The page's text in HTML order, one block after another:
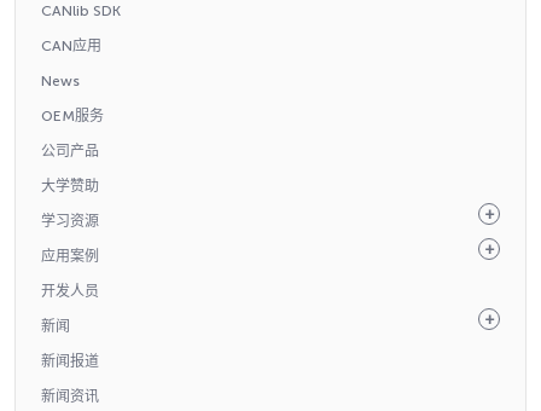
CANlib SDK
CAN应用
News
OEM服务
公司产品
大学赞助
学习资源
应用案例
开发人员
新闻
新闻报道
新闻资讯